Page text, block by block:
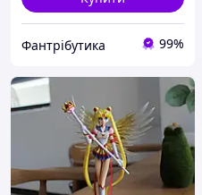
Фантрібутика 99%